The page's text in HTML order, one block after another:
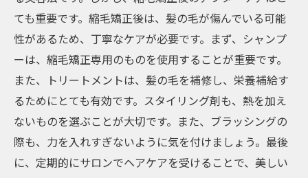
ても重要です。縮毛矯正後は、髪の毛が傷んでいる可能
性があるため、丁寧なケアが必要です。まず、シャンプ
ーは、縮毛矯正専用のものを使用することが重要です。
また、トリートメントは、髪の毛を補修し、栄養補給す
るためにとても有効です。スタイリング剤も、熱を加え
ないものを選ぶことが大切です。また、ブラッシングの
際も、力を入れすぎないように気を付けましょう。最後
に、定期的にサロンでヘアケアを受けることで、美しい